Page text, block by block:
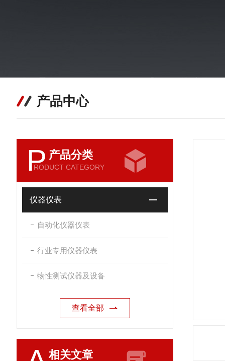
产品中心
P 产品分类
RODUCT CATEGORY
仪器仪表
自动化仪器仪表
行业专用仪器仪表
物性测试仪器及设备
查看全部
相关文章